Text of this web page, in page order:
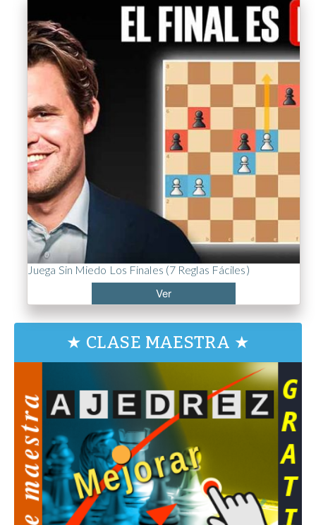
Juega Sin Miedo Los Finales (7 Reglas Fáciles)
Ver
★ CLASE MAESTRA ★